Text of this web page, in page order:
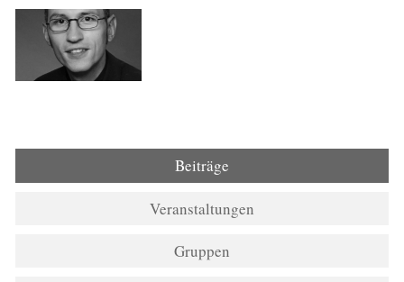
Beiträge
Veranstaltungen
Gruppen